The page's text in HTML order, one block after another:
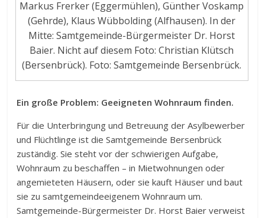
Markus Frerker (Eggermühlen), Günther Voskamp
(Gehrde), Klaus Wübbolding (Alfhausen). In der
Mitte: Samtgemeinde-Bürgermeister Dr. Horst
Baier. Nicht auf diesem Foto: Christian Klütsch
(Bersenbrück). Foto: Samtgemeinde Bersenbrück.
Ein große Problem: Geeigneten Wohnraum finden.
Für die Unterbringung und Betreuung der Asylbewerber
und Flüchtlinge ist die Samtgemeinde Bersenbrück
zuständig. Sie steht vor der schwierigen Aufgabe,
Wohnraum zu beschaffen – in Mietwohnungen oder
angemieteten Häusern, oder sie kauft Häuser und baut
sie zu samtgemeindeeigenem Wohnraum um.
Samtgemeinde-Bürgermeister Dr. Horst Baier verweist